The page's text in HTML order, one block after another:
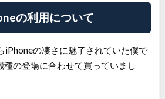
の利用について
iPhoneの凄さに魅了されていた僕で
の登場に合わせて買っていまし